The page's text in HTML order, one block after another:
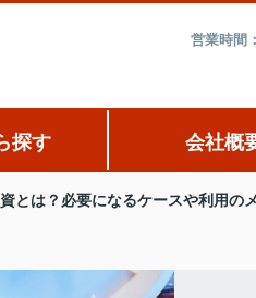
営業時間
探す 会社概
とは？必要になるケースや利用の